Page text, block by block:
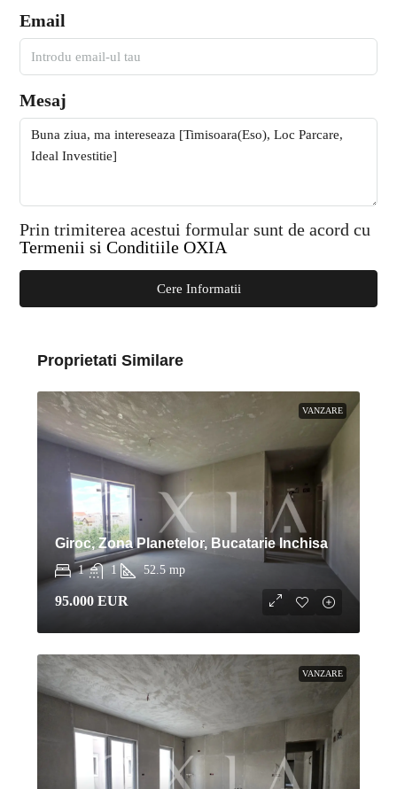
Email
Mesaj
Prin trimiterea acestui formular sunt de acord cu
Termenii si Conditiile OXIA
Cere Informatii
Proprietati Similare
VANZARE
Giroc, Zona Planetelor, Bucatarie Inchisa
1 1 52.5 mp
95.000 EUR
VANZARE